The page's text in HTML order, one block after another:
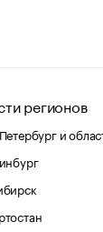
регионов
и